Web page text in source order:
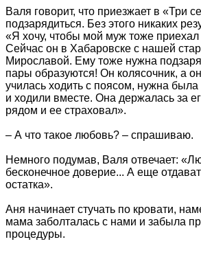
Валя говорит, что приезжает в «Три
подзарядиться. Без этого никаких
«Я хочу, чтобы мой муж тоже приехал
Сейчас он в Хабаровске с нашей
Мирославой. Ему тоже нужна
пары образуются! Он колясочник, а
училась ходить с поясом, нужна была
и ходили вместе. Она держалась за
рядом и ее страховал».
– А что такое любовь? – спрашиваю.
Немного подумав, Валя отвечает:
бесконечное доверие... А еще
остатка».
Аня начинает стучать по кровати,
мама заболталась с нами и забыла
процедуры.